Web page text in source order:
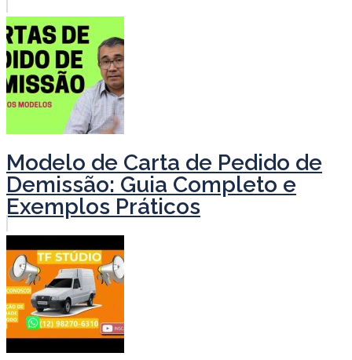
Modelo de Carta de Pedido de
Demissão: Guia Completo e
Exemplos Práticos